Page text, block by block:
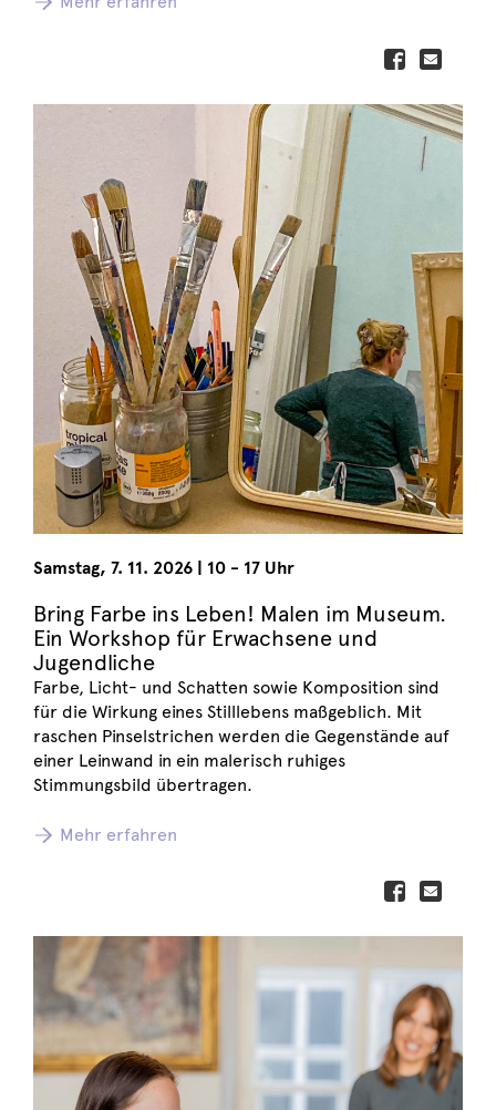
Samstag, 7. 11. 2026 | 10 - 17 Uhr
Bring Farbe ins Leben! Malen im Museum.
Ein Workshop für Erwachsene und
Jugendliche
Farbe, Licht- und Schatten sowie Komposition sind
für die Wirkung eines Stilllebens maßgeblich. Mit
raschen Pinselstrichen werden die Gegenstände auf
einer Leinwand in ein malerisch ruhiges
Stimmungsbild übertragen.
Mehr erfahren